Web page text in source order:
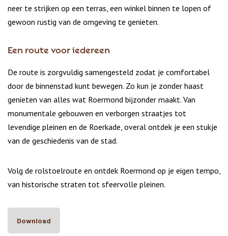
neer te strijken op een terras, een winkel binnen te lopen of
gewoon rustig van de omgeving te genieten.
Een route voor iedereen
De route is zorgvuldig samengesteld zodat je comfortabel
door de binnenstad kunt bewegen. Zo kun je zonder haast
genieten van alles wat Roermond bijzonder maakt. Van
monumentale gebouwen en verborgen straatjes tot
levendige pleinen en de Roerkade, overal ontdek je een stukje
van de geschiedenis van de stad.
Volg de rolstoelroute en ontdek Roermond op je eigen tempo,
van historische straten tot sfeervolle pleinen.
Download